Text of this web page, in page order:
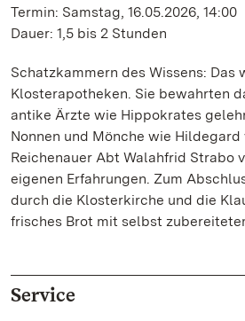
Termin: Samstag, 16.05.2026, 14:00
Dauer: 1,5 bis 2 Stunden
Schatzkammern des Wissens: Das
Klosterapotheken. Sie bewahrten
antike Ärzte wie Hippokrates
Nonnen und Mönche wie
Reichenauer Abt Walahfrid Strabo
eigenen Erfahrungen. Zum
durch die Klosterkirche und die
frisches Brot mit selbst
Service